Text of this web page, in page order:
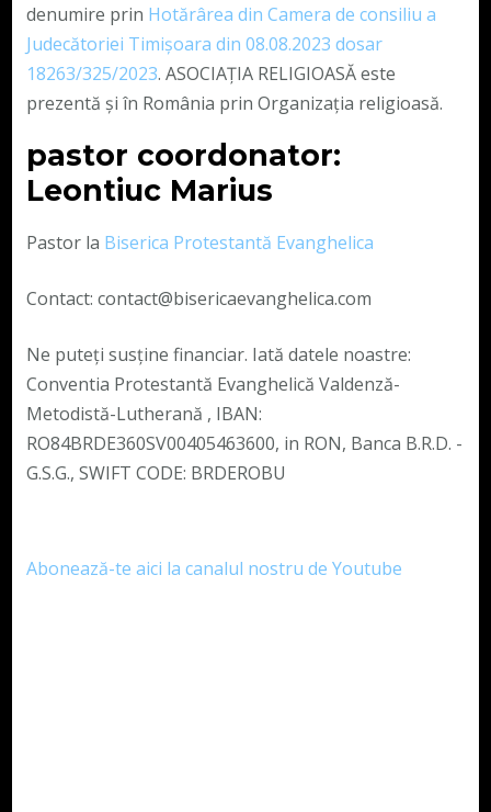
denumire prin Hotărârea din Camera de consiliu a
Judecătoriei Timișoara din 08.08.2023 dosar
18263/325/2023. ASOCIAȚIA RELIGIOASĂ este
prezentă și în România prin Organizația religioasă.
pastor coordonator:
Leontiuc Marius
Pastor la Biserica Protestantă Evanghelica
Contact: contact@bisericaevanghelica.com
Ne puteți susține financiar. Iată datele noastre:
Conventia Protestantă Evanghelică Valdenză-
Metodistă-Lutherană , IBAN:
RO84BRDE360SV00405463600, in RON, Banca B.R.D. -
G.S.G., SWIFT CODE: BRDEROBU
Abonează-te aici la canalul nostru de Youtube